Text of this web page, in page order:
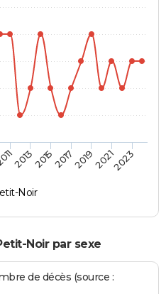
Noir
201320152017201920212023
Noir par sexe
de décès (source :